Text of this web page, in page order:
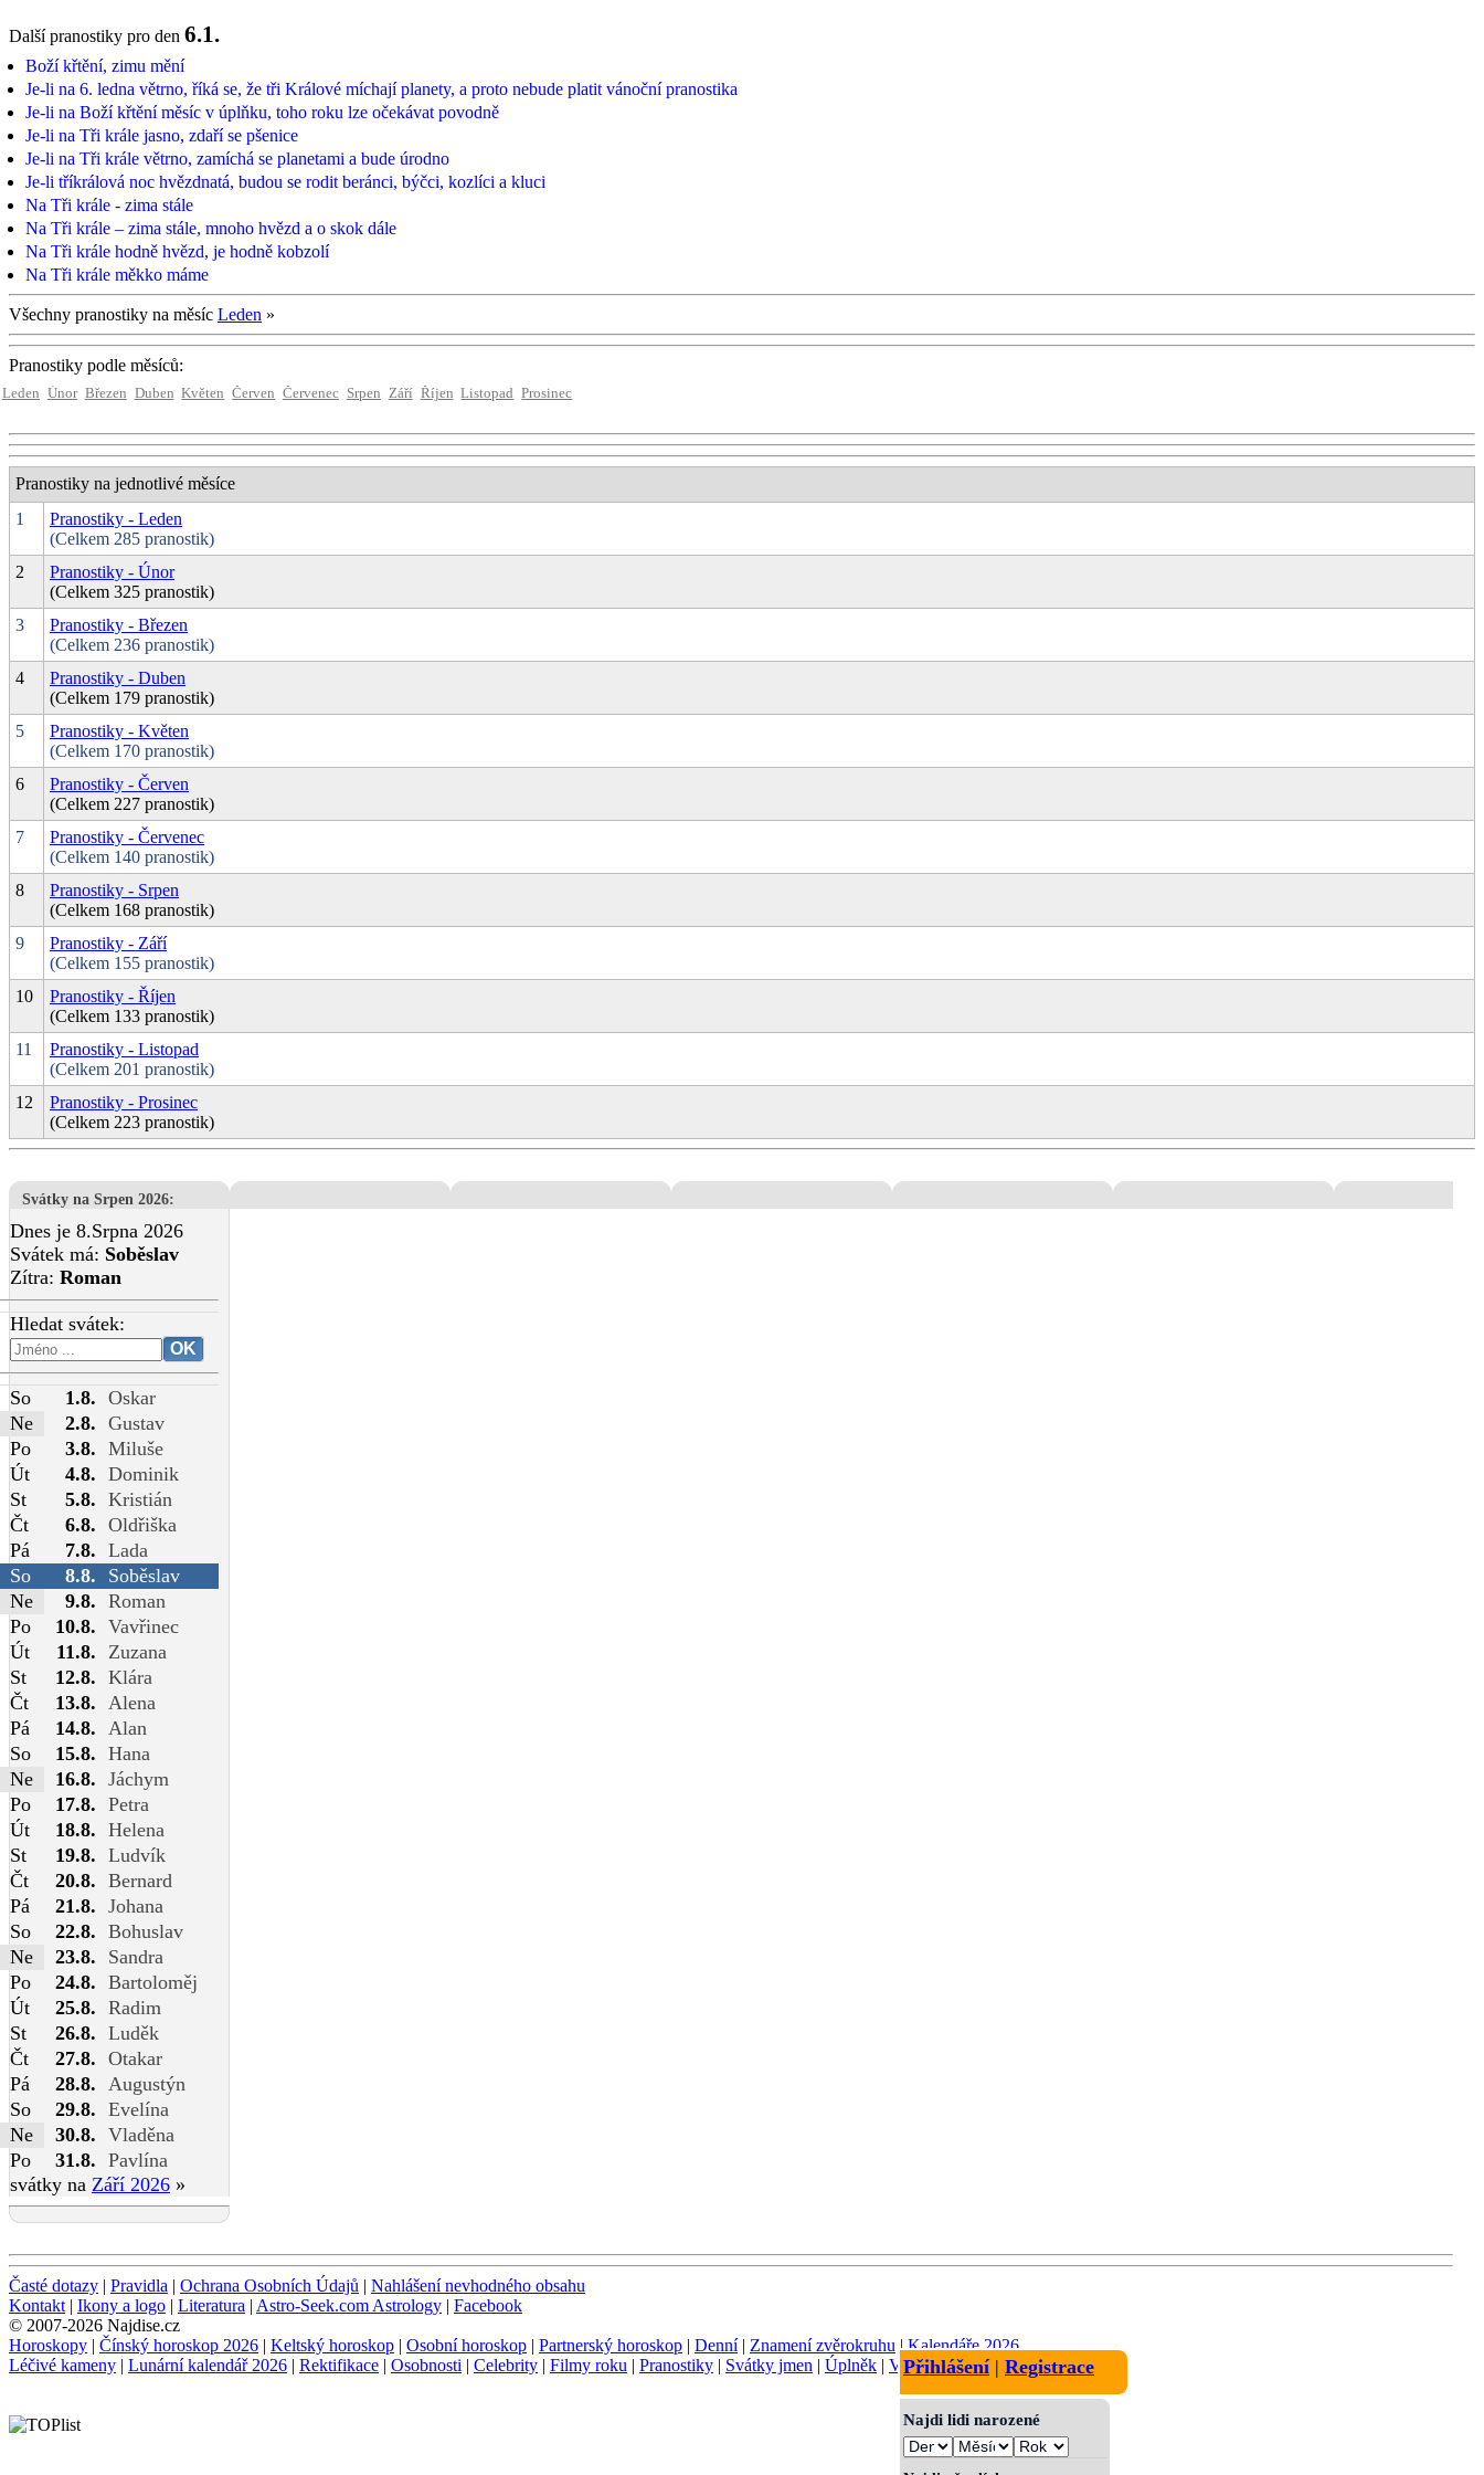
Další pranostiky pro den 6.1.
Boží křtění, zimu mění
Je-li na 6. ledna větrno, říká se, že tři Králové míchají planety, a proto nebude platit vánoční pranostika
Je-li na Boží křtění měsíc v úplňku, toho roku lze očekávat povodně
Je-li na Tři krále jasno, zdaří se pšenice
Je-li na Tři krále větrno, zamíchá se planetami a bude úrodno
Je-li tříkrálová noc hvězdnatá, budou se rodit beránci, býčci, kozlíci a kluci
Na Tři krále - zima stále
Na Tři krále – zima stále, mnoho hvězd a o skok dále
Na Tři krále hodně hvězd, je hodně kobzolí
Na Tři krále měkko máme
Všechny pranostiky na měsíc Leden »
Pranostiky podle měsíců:
Leden Únor Březen Duben Květen Červen Červenec Srpen Září Říjen Listopad Prosinec
Pranostiky na jednotlivé měsíce
1
Pranostiky - Leden
(Celkem 285 pranostik)
2
Pranostiky - Únor
(Celkem 325 pranostik)
3
Pranostiky - Březen
(Celkem 236 pranostik)
4
Pranostiky - Duben
(Celkem 179 pranostik)
5
Pranostiky - Květen
(Celkem 170 pranostik)
6
Pranostiky - Červen
(Celkem 227 pranostik)
7
Pranostiky - Červenec
(Celkem 140 pranostik)
8
Pranostiky - Srpen
(Celkem 168 pranostik)
9
Pranostiky - Září
(Celkem 155 pranostik)
10
Pranostiky - Říjen
(Celkem 133 pranostik)
11
Pranostiky - Listopad
(Celkem 201 pranostik)
12
Pranostiky - Prosinec
(Celkem 223 pranostik)
Svátky na Srpen 2026:
Dnes je 8.Srpna 2026
Svátek má: Soběslav
Zítra: Roman
Hledat svátek:
So 1.8. Oskar
Ne
2.8. Gustav
Po
3.8. Miluše
Út
4.8. Dominik
St
5.8. Kristián
Čt
6.8. Oldřiška
Pá
7.8. Lada
So
8.8.
Soběslav
Ne
9.8. Roman
Po
10.8. Vavřinec
Út
11.8.
Zuzana
St
12.8. Klára
Čt
13.8.
Alena
Pá
14.8.
Alan
So
15.8. Hana
Ne
16.8. Jáchym
Po
17.8. Petra
Út
18.8. Helena
St
19.8. Ludvík
Čt
20.8. Bernard
Pá
21.8. Johana
So
22.8. Bohuslav
Ne
23.8.
Sandra
Po
24.8. Bartoloměj
Út
25.8. Radim
St
26.8. Luděk
Čt
27.8. Otakar
Pá
28.8.
Augustýn
So
29.8. Evelína
Ne
30.8. Vladěna
Po
31.8. Pavlína
svátky na Září 2026 »
Přihlášení| Registrace
Najdi lidi narozené
Časté dotazy | Pravidla | Ochrana Osobních Údajů | Nahlášení nevhodného obsahu
Kontakt | Ikony a logo | Literatura | Astro-Seek.com Astrology | Facebook
© 2007-2026 Najdise.cz
Horoskopy | Čínský horoskop 2026 | Keltský horoskop | Osobní horoskop | Partnerský horoskop | Denní| Znamení zvěrokruhu | Kalendáře 2026
Léčivé kameny | Lunární kalendář 2026 | Rektifikace | Osobnosti | Celebrity | Filmy roku | Pranostiky | Svátky jmen | Úplněk | Význam jmen